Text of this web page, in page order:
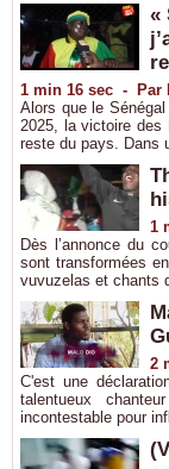
«
1 min 16 sec - Par
Alors que le
2025, la victoire des
reste du pays. Dans
1
Dès l’annonce du
sont transformées
vuvuzelas et chants
2
C'est une
talentueux
incontestable pour